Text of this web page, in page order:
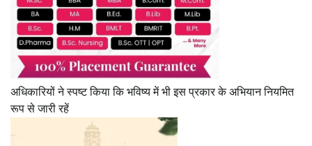
अधिकारियों ने स्पष्ट किया कि भविष्य में भी इस प्रकार के अभियान नियमित
रूप से जारी रहें